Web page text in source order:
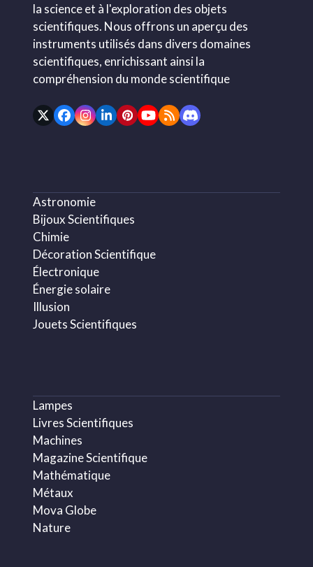
la science et à l'exploration des objets
scientifiques. Nous offrons un aperçu des
instruments utilisés dans divers domaines
scientifiques, enrichissant ainsi la
compréhension du monde scientifique
TwitterFacebook
Instagram
LinkedIn
Pinterest
YouTube
RSSDiscord
Astronomie
Bijoux Scientifiques
Chimie
Décoration Scientifique
Électronique
Énergie solaire
Illusion
Jouets Scientifiques
Lampes
Livres Scientifiques
Machines
Magazine Scientifique
Mathématique
Métaux
Mova Globe
Nature